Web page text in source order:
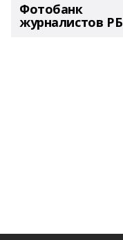
Фотобанк
журналистов РБ